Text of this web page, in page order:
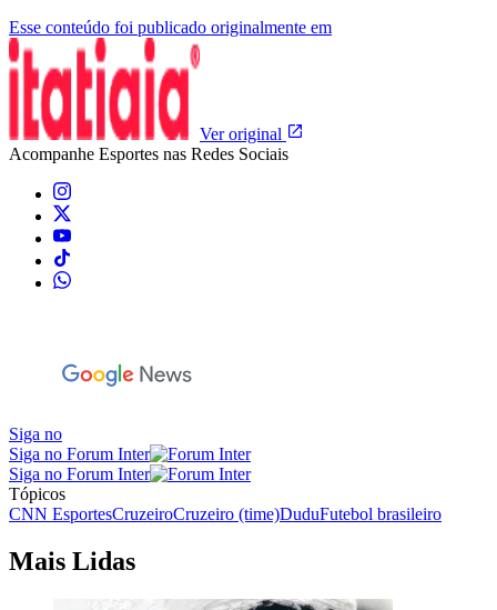
Esse conteúdo foi publicado originalmente em
Ver original
Acompanhe Esportes nas Redes Sociais
Siga no
Siga no Forum Inter
Siga no Forum Inter
Tópicos
CNN EsportesCruzeiroCruzeiro (time)DuduFutebol brasileiro
Mais Lidas